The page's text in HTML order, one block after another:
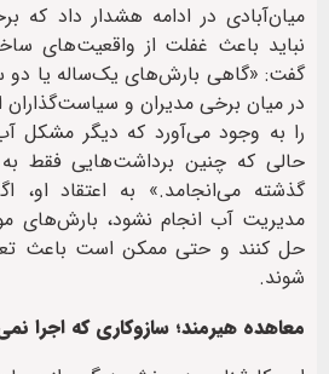
میان‌آبادی در ادامه هشدار داد که
نباید باعث غفلت از واقعیت‌های
گفت: «گاهی بارش‌های یک‌ساله یا دو
در میان برخی مدیران و
را به وجود می‌آورد که دیگر مشکل
حالی که چنین برداشت‌هایی فقط
گذشته می‌انجامد.» به اعتقاد او،
مدیریت آب انجام نشود، بارش‌های
حل کنند و حتی ممکن است باعث
شوند.
معاهده هیرمند؛ سازوکاری که اجرا